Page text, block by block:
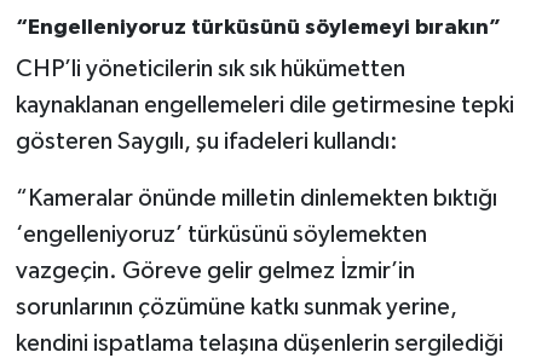
“Engelleniyoruz türküsünü söylemeyi bırakın”
CHP’li yöneticilerin sık sık hükümetten
kaynaklanan engellemeleri dile getirmesine tepki
gösteren Saygılı, şu ifadeleri kullandı:
“Kameralar önünde milletin dinlemekten bıktığı
‘engelleniyoruz’ türküsünü söylemekten
vazgeçin. Göreve gelir gelmez İzmir’in
sorunlarının çözümüne katkı sunmak yerine,
kendini ispatlama telaşına düşenlerin sergilediği